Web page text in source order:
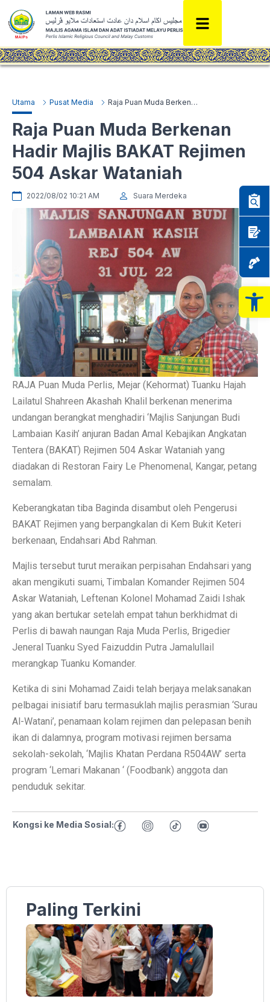
Utama Pusat Media Raja Puan Muda Berkenan Hadir Majlis BAKAT Rejimen 504 Askar Wataniah
Raja Puan Muda Berkenan
Hadir Majlis BAKAT Rejimen
504 Askar Wataniah
2022/08/02 10:21 AM Suara Merdeka
RAJA Puan Muda Perlis, Mejar (Kehormat) Tuanku Hajah
Lailatul Shahreen Akashah Khalil berkenan menerima
undangan berangkat menghadiri ‘Majlis Sanjungan Budi
Lambaian Kasih’ anjuran Badan Amal Kebajikan Angkatan
Tentera (BAKAT) Rejimen 504 Askar Wataniah yang
diadakan di Restoran Fairy Le Phenomenal, Kangar, petang
semalam.
Keberangkatan tiba Baginda disambut oleh Pengerusi
BAKAT Rejimen yang berpangkalan di Kem Bukit Keteri
berkenaan, Endahsari Abd Rahman.
Majlis tersebut turut meraikan perpisahan Endahsari yang
akan mengikuti suami, Timbalan Komander Rejimen 504
Askar Wataniah, Leftenan Kolonel Mohamad Zaidi Ishak
yang akan bertukar setelah empat tahun berkhidmat di
Perlis di bawah naungan Raja Muda Perlis, Brigedier
Jeneral Tuanku Syed Faizuddin Putra Jamalullail
merangkap Tuanku Komander.
Ketika di sini Mohamad Zaidi telah berjaya melaksanakan
pelbagai inisiatif baru termasuklah majlis perasmian ‘Surau
Al-Watani’, penamaan kolam rejimen dan pelepasan benih
ikan di dalamnya, program motivasi rejimen bersama
sekolah-sekolah, ‘Majlis Khatan Perdana R504AW’ serta
program ‘Lemari Makanan ‘ (Foodbank) anggota dan
penduduk sekitar.
Kongsi ke Media Sosial:
Paling Terkini